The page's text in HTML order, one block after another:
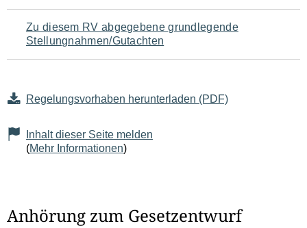
Zu diesem RV abgegebene grundlegende
Stellungnahmen/Gutachten
Regelungsvorhaben herunterladen (PDF)
Inhalt dieser Seite melden
(Mehr Informationen)
Anhörung zum Gesetzentwurf